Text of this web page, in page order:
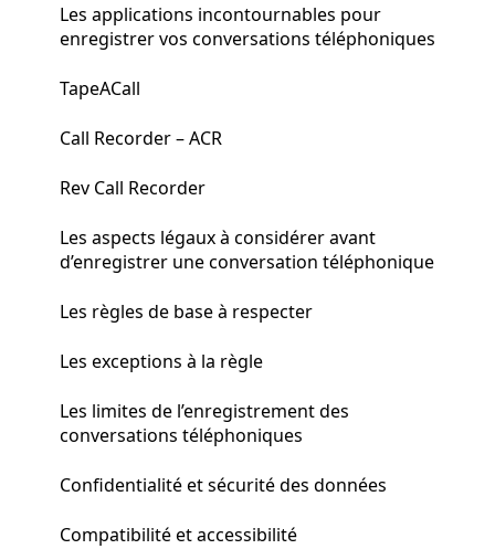
Les applications incontournables pour
enregistrer vos conversations téléphoniques
TapeACall
Call Recorder – ACR
Rev Call Recorder
Les aspects légaux à considérer avant
d’enregistrer une conversation téléphonique
Les règles de base à respecter
Les exceptions à la règle
Les limites de l’enregistrement des
conversations téléphoniques
Confidentialité et sécurité des données
Compatibilité et accessibilité